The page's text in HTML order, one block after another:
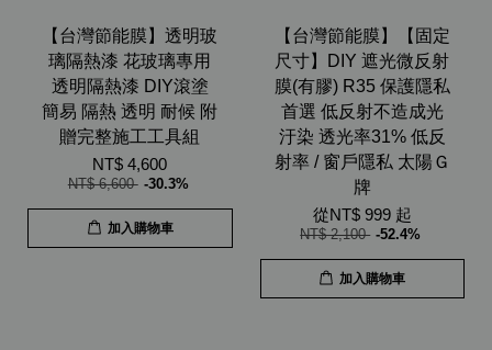
【台灣節能膜】透明玻
璃隔熱漆 花玻璃專用
透明隔熱漆 DIY滾塗
簡易 隔熱 透明 耐候 附
贈完整施工工具組
NT$ 4,600
NT$ 6,600 -30.3%
加入購物車
【台灣節能膜】【固定
尺寸】DIY 遮光微反射
膜(有膠) R35 保護隱私
首選 低反射不造成光
汙染 透光率31% 低反
射率 / 窗戶隱私 太陽Ｇ
牌
從NT$ 999 起
NT$ 2,100 -52.4%
加入購物車